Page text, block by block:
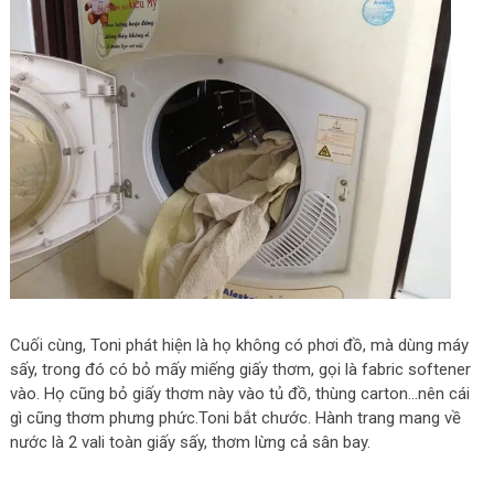
Cuối cùng, Toni phát hiện là họ không có phơi đồ, mà dùng máy
sấy, trong đó có bỏ mấy miếng giấy thơm, gọi là fabric softener
vào. Họ cũng bỏ giấy thơm này vào tủ đồ, thùng carton…nên cái
gì cũng thơm phưng phức.Toni bắt chước. Hành trang mang về
nước là 2 vali toàn giấy sấy, thơm lừng cả sân bay.